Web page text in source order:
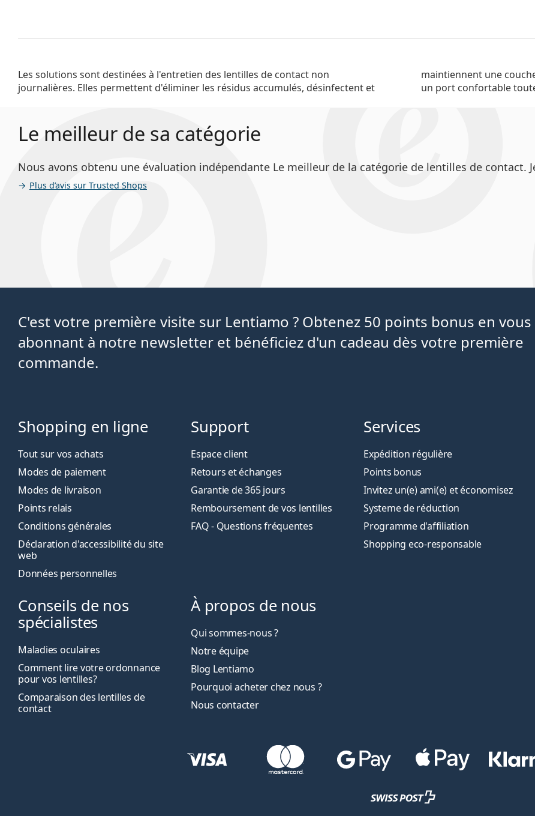
Les solutions sont destinées à l'entretien des lentilles de contact non
journalières. Elles permettent d'éliminer les résidus accumulés, désinfectent et
maintiennent une couche hydratante entre la lentille et les yeux afin d'assurer
un port confortable
Le meilleur de sa catégorie
Nous avons obtenu une évaluation indépendante Le meilleur de la catégorie de lentilles de contact.
Plus d’avis sur Trusted Shops
C'est votre première visite sur Lentiamo ? Obtenez 50 points bonus en vous
abonnant à notre newsletter et bénéficiez d'un cadeau dès votre première
commande.
Shopping en ligne
Tout sur vos achats
Modes de paiement
Modes de livraison
Points relais
Conditions générales
Déclaration d'accessibilité du site
web
Données personnelles
Support
Espace client
Retours et échanges
Garantie de 365 jours
Remboursement de vos lentilles
FAQ - Questions fréquentes
Services
Expédition régulière
Points bonus
Invitez un(e) ami(e) et économisez
Systeme de réduction
Programme d'affiliation
Shopping eco-responsable
Conseils de nos
spécialistes
Maladies oculaires
Comment lire votre ordonnance
pour vos lentilles?
Comparaison des lentilles de
contact
À propos de nous
Qui sommes-nous ?
Notre équipe
Blog Lentiamo
Pourquoi acheter chez nous ?
Nous contacter